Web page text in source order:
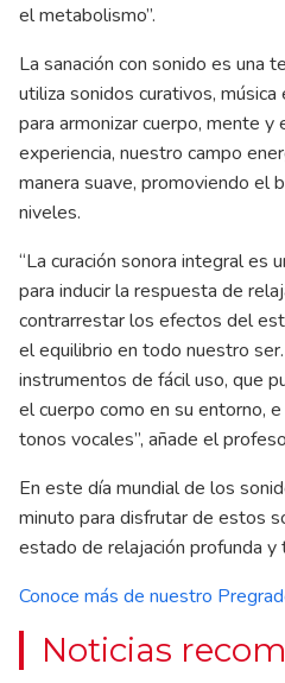
el metabolismo”.
La sanación con sonido es una
utiliza sonidos curativos,
para armonizar cuerpo, mente
experiencia, nuestro campo
manera suave, promoviendo el
niveles.
“La curación sonora integral es
para inducir la respuesta de
contrarrestar los efectos del
el equilibrio en todo nuestro
instrumentos de fácil uso, que
el cuerpo como en su entorno,
tonos vocales”, añade el
En este día mundial de los
minuto para disfrutar de estos
estado de relajación profunda y
Conoce más de nuestro
Noticias